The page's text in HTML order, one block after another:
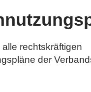
rechtskräftigen
der